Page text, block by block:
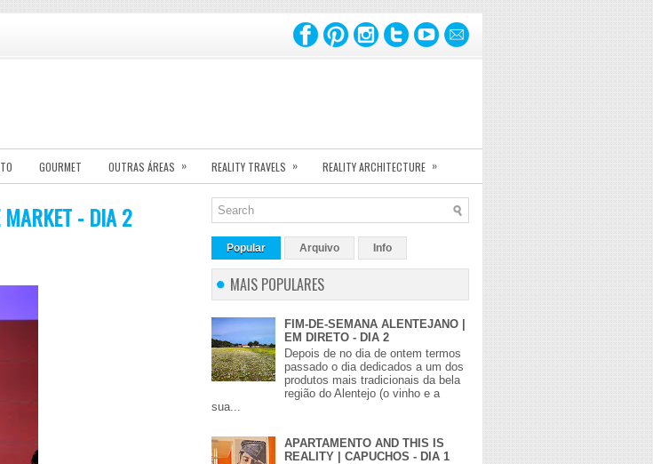
GOURMET OUTRAS ÁREAS » REALITY TRAVELS » REALITY ARCHITECTURE »
- DIA 2
Popular Arquivo Info
MAIS POPULARES
FIM-DE-SEMANA ALENTEJANO |
EM DIRETO - DIA 2
Depois de no dia de ontem termos
passado o dia dedicados a um dos
produtos mais tradicionais da bela
região do Alentejo (o vinho e a
sua...
APARTAMENTO AND THIS IS
REALITY | CAPUCHOS - DIA 1